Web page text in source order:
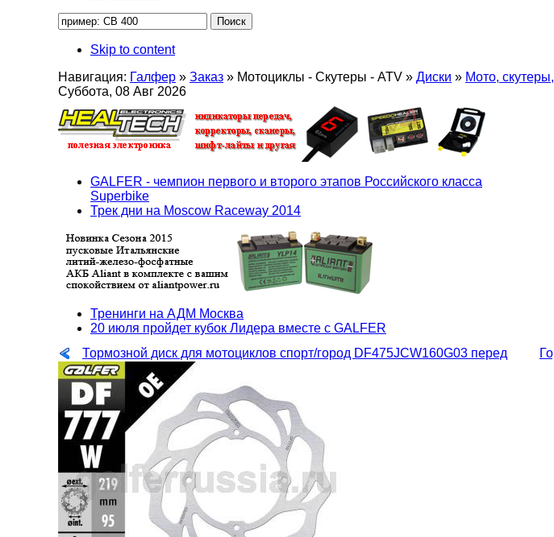
Skip to content
Навигация: Галфер » Заказ » Мотоциклы - Скутеры - ATV » Диски » Мото,
Суббота, 08 Авг 2026
GALFER - чемпион первого и второго этапов Российского класса
Superbike
Трек дни на Moscow Raceway 2014
Тренинги на АДМ Москва
20 июля пройдет кубок Лидера вместе с GALFER
Тормозной диск для мотоциклов спорт/город DF475JCW160G03 перед